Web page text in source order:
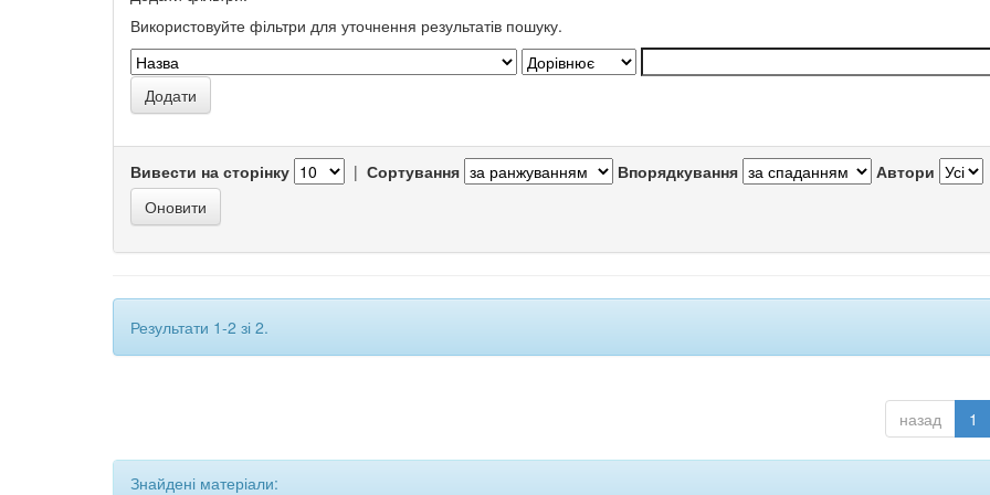
Використовуйте фільтри для уточнення результатів пошуку.
Вивести на сторінку | Сортування Впорядкування Автори
Результати 1-2 зі 2.
назад 1
Знайдені матеріали: